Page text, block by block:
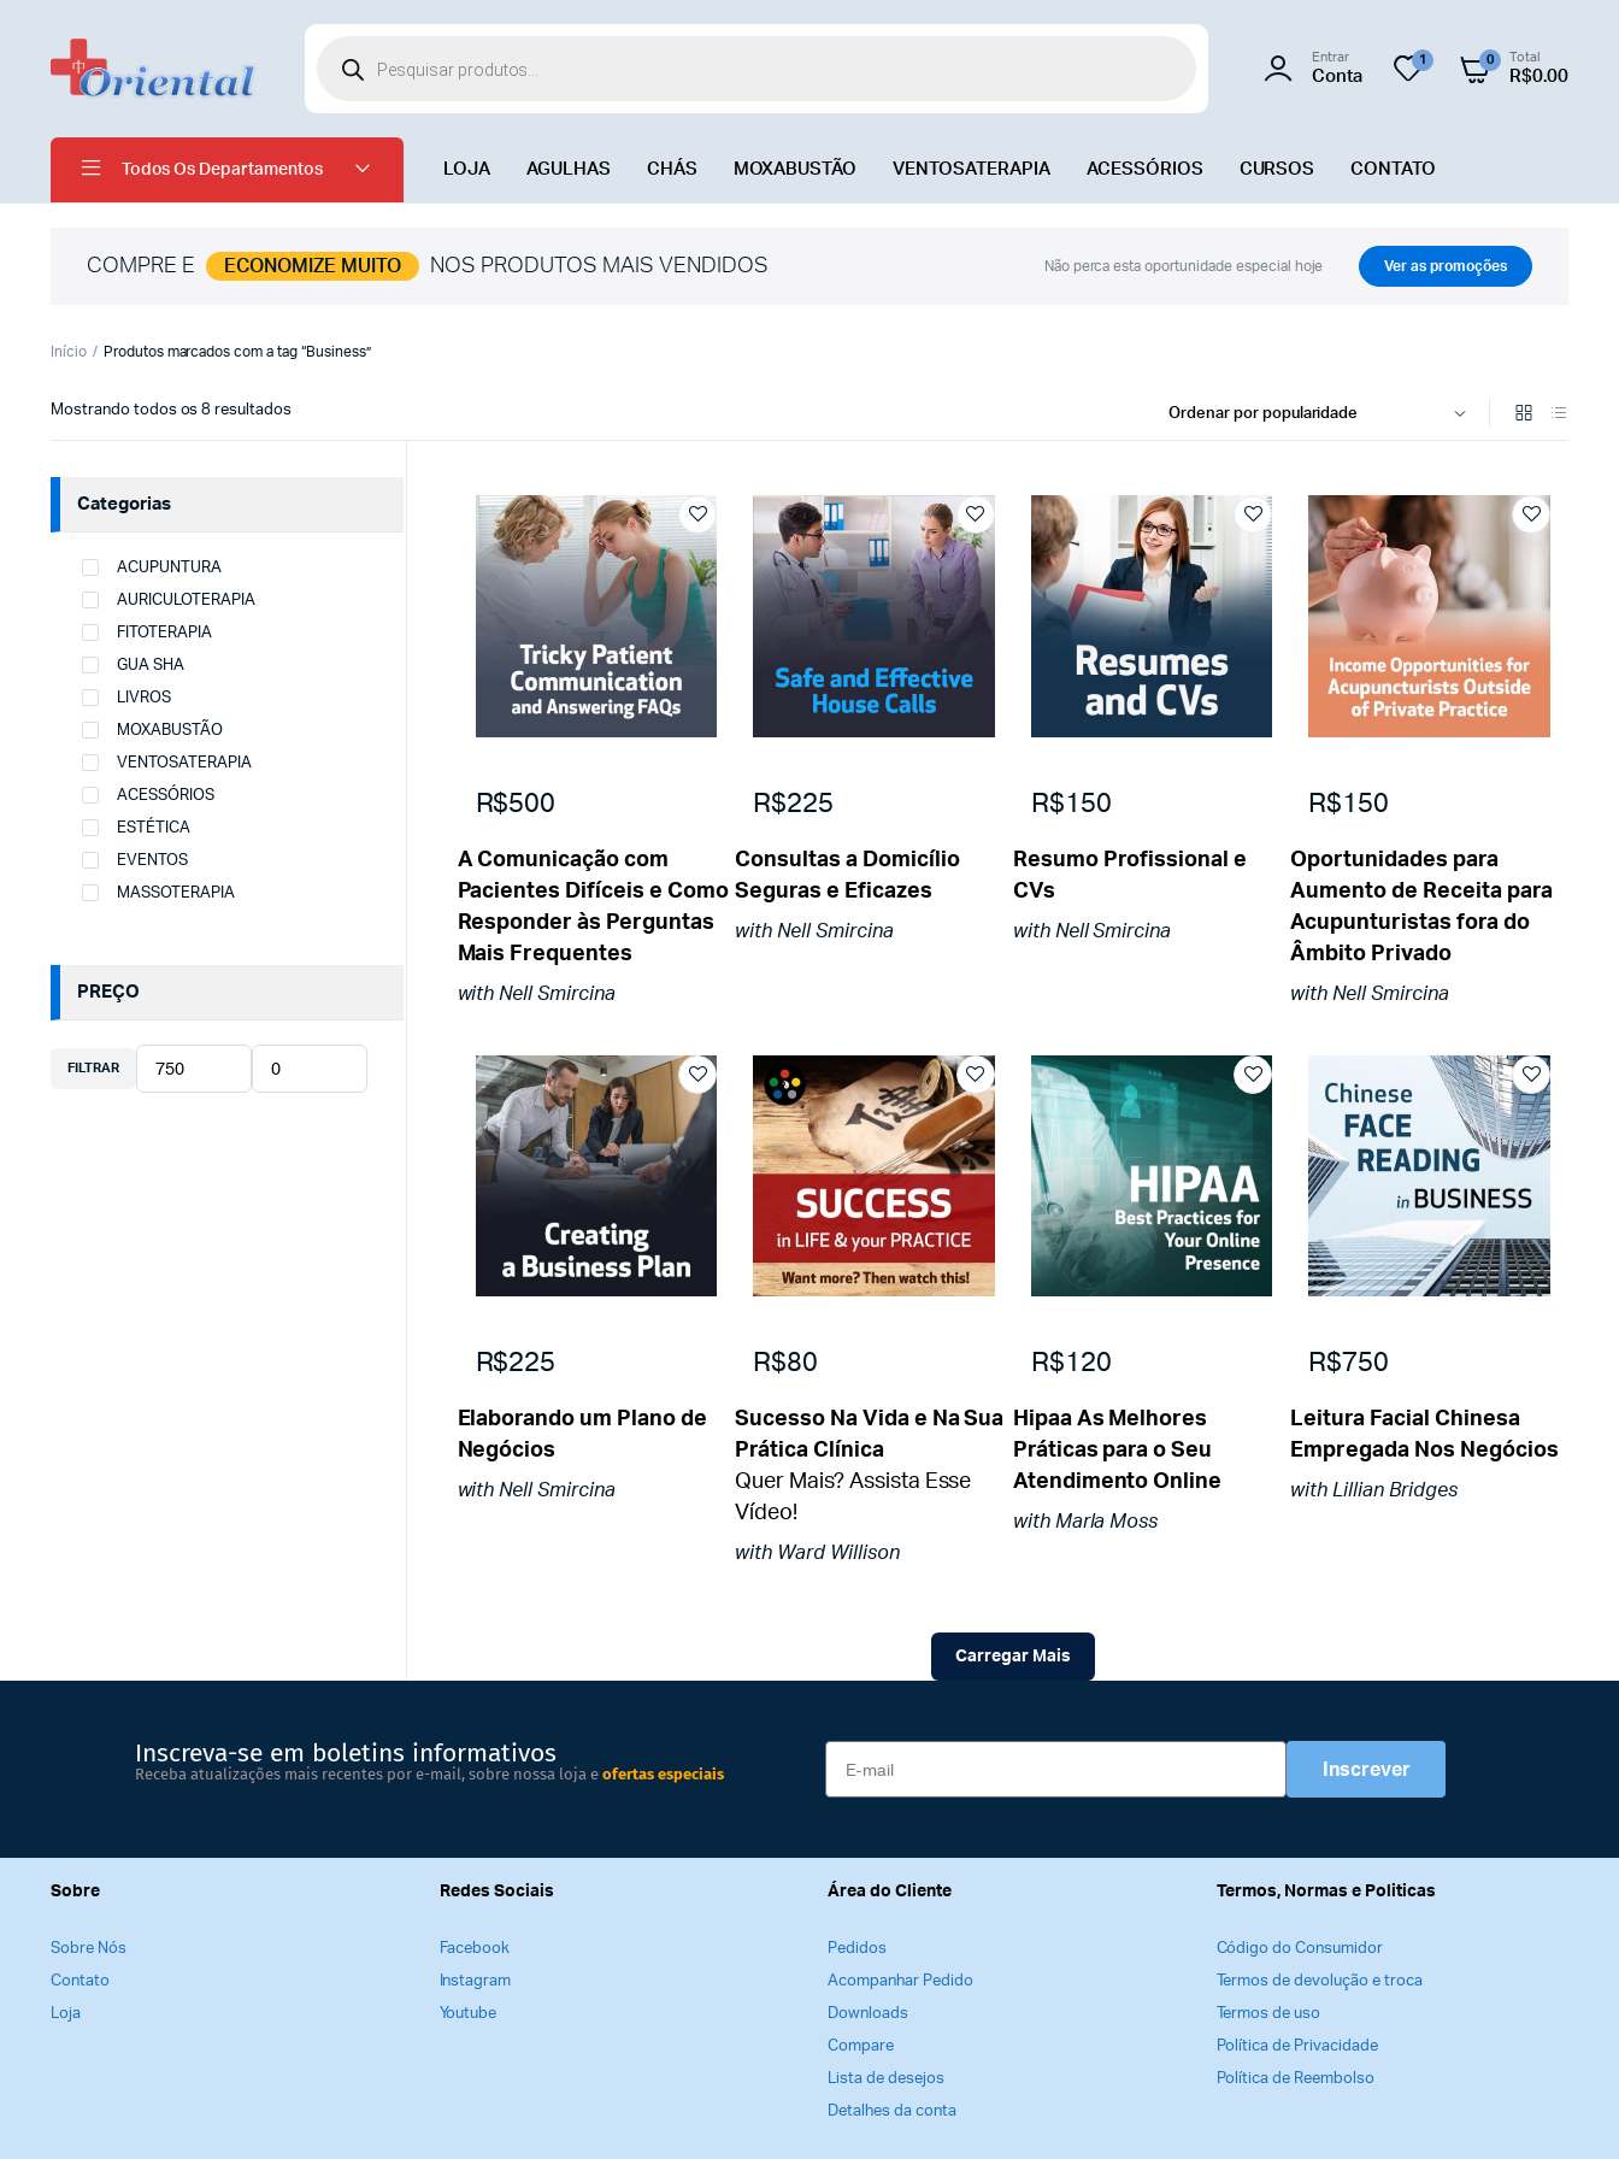
Entrar
Conta
1 0 Total
R$0.00
Todos Os Departamentos LOJA AGULHAS CHÁS MOXABUSTÃO VENTOSATERAPIA ACESSÓRIOS CURSOS CONTATO
COMPRE E ECONOMIZE MUITO NOS PRODUTOS MAIS VENDIDOS Não perca esta oportunidade especial hoje Ver as promoções
Início Produtos marcados com a tag “Business”
Mostrando todos os 8 resultados
R$500
A Comunicação com
Pacientes Difíceis e Como
Responder às Perguntas
Mais Frequentes
with Nell Smircina
R$225
Consultas a Domicílio
Seguras e Eficazes
with Nell Smircina
R$150
Resumo Profissional e
CVs
with Nell Smircina
R$150
Oportunidades para
Aumento de Receita para
Acupunturistas fora do
Âmbito Privado
with Nell Smircina
R$225
Elaborando um Plano de
Negócios
with Nell Smircina
R$80
Sucesso Na Vida e Na Sua
Prática Clínica
Quer Mais? Assista Esse
Vídeo!
with Ward Willison
R$120
Hipaa As Melhores
Práticas para o Seu
Atendimento Online
with Marla Moss
R$750
Leitura Facial Chinesa
Empregada Nos Negócios
with Lillian Bridges
Carregar Mais
Categorias
ACUPUNTURA
AURICULOTERAPIA
FITOTERAPIA
GUA SHA
LIVROS
MOXABUSTÃO
VENTOSATERAPIA
ACESSÓRIOS
ESTÉTICA
EVENTOS
MASSOTERAPIA
PREÇO
FILTRAR
Inscreva-se em boletins informativos
Receba atualizações mais recentes por e-mail, sobre nossa loja e ofertas especiais Inscrever
Sobre
Sobre Nós
Contato
Loja
Redes Sociais
Facebook
Instagram
Youtube
Área do Cliente
Pedidos
Acompanhar Pedido
Downloads
Compare
Lista de desejos
Detalhes da conta
Termos, Normas e Politicas
Código do Consumidor
Termos de devolução e troca
Termos de uso
Política de Privacidade
Política de Reembolso